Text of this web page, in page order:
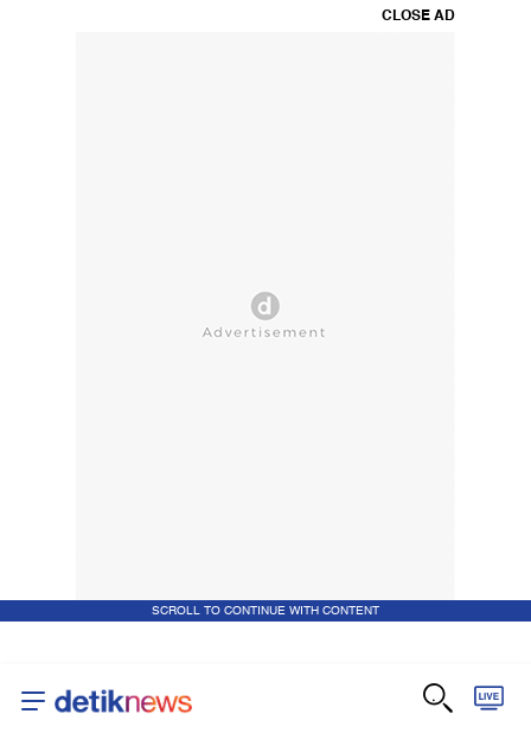
CLOSE AD
SCROLL TO CONTINUE WITH CONTENT